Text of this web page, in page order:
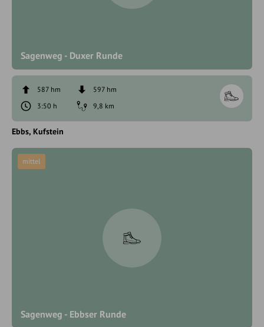
Sagenweg - Duxer Runde
587 hm
597 hm
3:50 h
9,8 km
Ebbs Kufstein
Sagenweg - Ebbser Runde
mittel